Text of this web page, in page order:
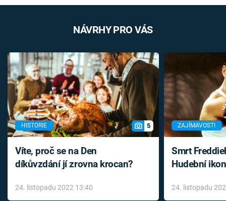
NÁVRHY PRO VÁS
HISTORIE 5
Víte, proč se na Den
díkůvzdání jí zrovna krocan?
24. listopadu 2022 13:40
ZAJÍMAVOSTI
Smrt
Hudební
léky
24. listopadu